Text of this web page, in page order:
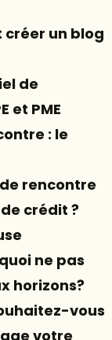
créer un blog
de
et PME
: le
rencontre
crédit ?
ne pas
horizons?
vous
votre